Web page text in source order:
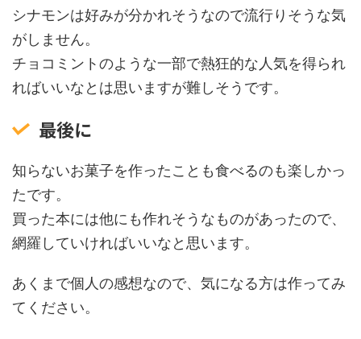
シナモンは好みが分かれそうなので流行りそうな気
がしません。
チョコミントのような一部で熱狂的な人気を得られ
ればいいなとは思いますが難しそうです。
最後に
知らないお菓子を作ったことも食べるのも楽しかっ
たです。
買った本には他にも作れそうなものがあったので、
網羅していければいいなと思います。
あくまで個人の感想なので、気になる方は作ってみ
てください。